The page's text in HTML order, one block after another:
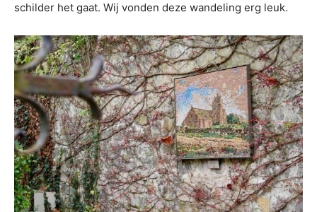
schilder het gaat. Wij vonden deze wandeling erg leuk.